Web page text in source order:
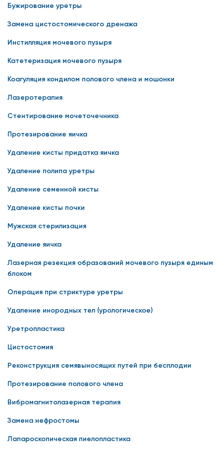
Бужирование уретры
Замена цистостомического дренажа
Инстилляция мочевого пузыря
Катетеризация мочевого пузыря
Коагуляция кондилом полового члена и мошонки
Лазеротерапия
Стентирование мочеточечника
Протезирование яичка
Удаление кисты придатка яичка
Удаление полипа уретры
Удаление семенной кисты
Удаление кисты почки
Мужская стерилизация
Удаление яичка
Лазерная резекция образований мочевого пузыря единым
блоком
Операция при стриктуре уретры
Удаление инородных тел (урологическое)
Уретропластика
Цистостомия
Реконструкция семявыносящих путей при бесплодии
Протезирование полового члена
Вибромагнитолазерная терапия
Замена нефростомы
Лапароскопическая пиелопластика